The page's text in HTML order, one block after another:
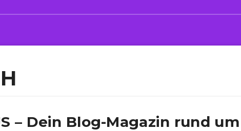
– Dein Blog-Magazin rund um